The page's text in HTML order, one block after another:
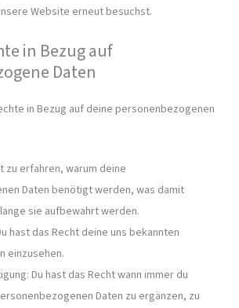
Website erneut besuchst.
in Bezug auf
Daten
in Bezug auf deine personenbezogenen
zu erfahren, warum deine
Daten benötigt werden, was damit
sie aufbewahrt werden.
hast das Recht deine uns bekannten
einzusehen.
Du hast das Recht wann immer du
Daten zu ergänzen, zu